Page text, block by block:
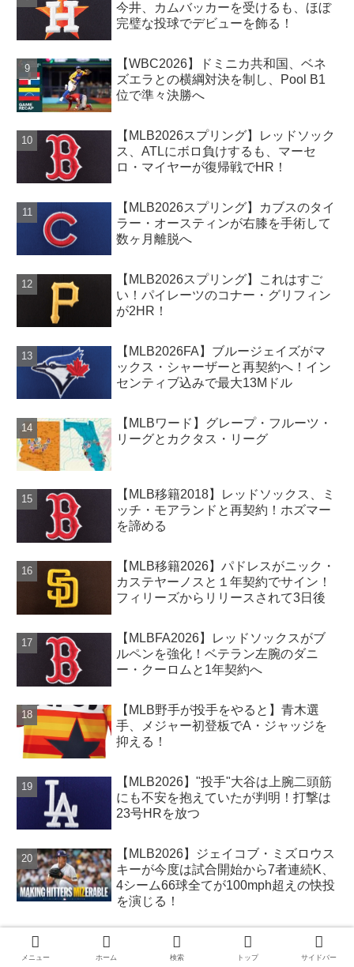
今井、カムバッカーを受けるも、ほぼ
完璧な投球でデビューを飾る！
【WBC2026】ドミニカ共和国、ベネ
ズエラとの横綱対決を制し、Pool B1
位で準々決勝へ
【MLB2026スプリング】レッドソック
ス、ATLにボロ負けするも、マーセ
ロ・マイヤーが復帰戦でHR！
【MLB2026スプリング】カブスのタイ
ラー・オースティンが右膝を手術して
数ヶ月離脱へ
【MLB2026スプリング】これはすご
い！パイレーツのコナー・グリフィン
が2HR！
【MLB2026FA】ブルージェイズがマ
ックス・シャーザーと再契約へ！イン
センティブ込みで最大13Mドル
【MLBワード】グレープ・フルーツ・
リーグとカクタス・リーグ
【MLB移籍2018】レッドソックス、ミ
ッチ・モアランドと再契約！ホズマー
を諦める
【MLB移籍2026】パドレスがニック・
カステヤーノスと１年契約でサイン！
フィリーズからリリースされて3日後
【MLBFA2026】レッドソックスがブ
ルペンを強化！ベテラン左腕のダニ
ー・クーロムと1年契約へ
【MLB野手が投手をやると】青木選
手、メジャー初登板でA・ジャッジを
抑える！
【MLB2026】"投手"大谷は上腕二頭筋
にも不安を抱えていたが判明！打撃は
23号HRを放つ
【MLB2026】ジェイコブ・ミズロウス
キーが今度は試合開始から7者連続K、
4シーム66球全てが100mph超えの快投
を演じる！
メニュー ホーム 検索 トップ サイドバー